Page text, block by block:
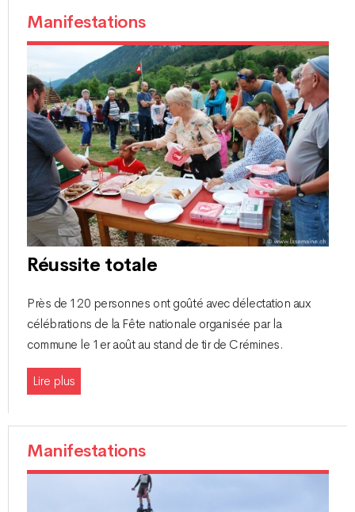
Manifestations
Réussite totale
Près de 120 personnes ont goûté avec délectation aux
célébrations de la Fête nationale organisée par la
commune le 1er août au stand de tir de Crémines.
Lire plus
Manifestations